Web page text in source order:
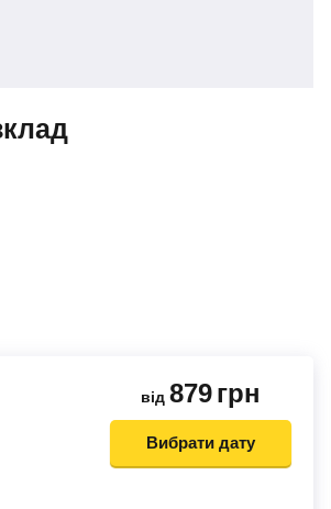
від 879грн
Вибрати дату